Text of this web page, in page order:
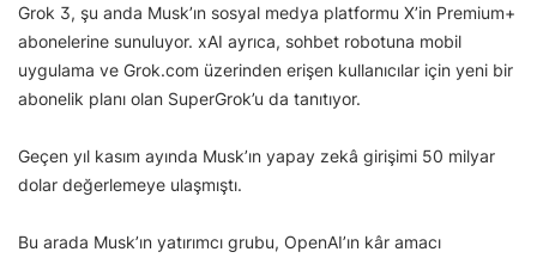
Grok 3, şu anda Musk’ın sosyal medya platformu X’in Premium+
abonelerine sunuluyor. xAI ayrıca, sohbet robotuna mobil
uygulama ve Grok.com üzerinden erişen kullanıcılar için yeni bir
abonelik planı olan SuperGrok’u da tanıtıyor.
Geçen yıl kasım ayında Musk’ın yapay zekâ girişimi 50 milyar
dolar değerlemeye ulaşmıştı.
Bu arada Musk’ın yatırımcı grubu, OpenAI’ın kâr amacı